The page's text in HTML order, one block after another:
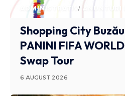
ADMINISTRATIV ANUNTURI
Shopping City
PANINI FIFA
Swap Tour
6 AUGUST 2026